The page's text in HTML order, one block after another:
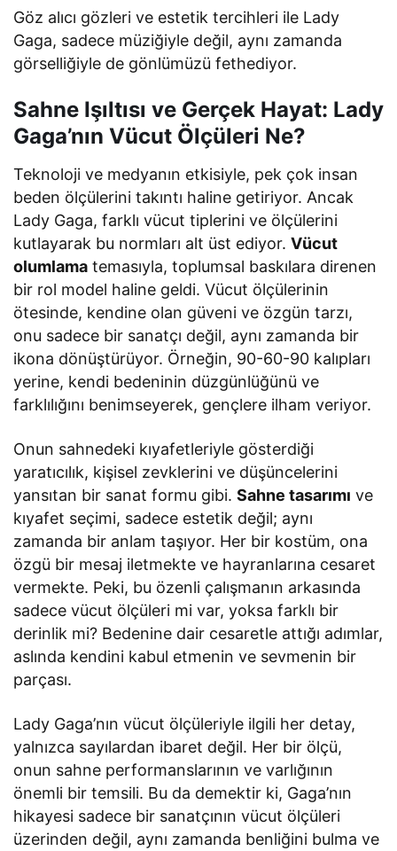
Göz alıcı gözleri ve estetik tercihleri ile Lady
Gaga, sadece müziğiyle değil, aynı zamanda
görselliğiyle de gönlümüzü fethediyor.
Sahne Işıltısı ve Gerçek Hayat: Lady
Gaga’nın Vücut Ölçüleri Ne?
Teknoloji ve medyanın etkisiyle, pek çok insan
beden ölçülerini takıntı haline getiriyor. Ancak
Lady Gaga, farklı vücut tiplerini ve ölçülerini
kutlayarak bu normları alt üst ediyor.Vücut
olumlama temasıyla, toplumsal baskılara direnen
bir rol model haline geldi. Vücut ölçülerinin
ötesinde, kendine olan güveni ve özgün tarzı,
onu sadece bir sanatçı değil, aynı zamanda bir
ikona dönüştürüyor. Örneğin, 90-60-90 kalıpları
yerine, kendi bedeninin düzgünlüğünü ve
farklılığını benimseyerek, gençlere ilham veriyor.
Onun sahnedeki kıyafetleriyle gösterdiği
yaratıcılık, kişisel zevklerini ve düşüncelerini
yansıtan bir sanat formu gibi.Sahne tasarımı ve
kıyafet seçimi, sadece estetik değil; aynı
zamanda bir anlam taşıyor. Her bir kostüm, ona
özgü bir mesaj iletmekte ve hayranlarına cesaret
vermekte. Peki, bu özenli çalışmanın arkasında
sadece vücut ölçüleri mi var, yoksa farklı bir
derinlik mi? Bedenine dair cesaretle attığı adımlar,
aslında kendini kabul etmenin ve sevmenin bir
parçası.
Lady Gaga’nın vücut ölçüleriyle ilgili her detay,
yalnızca sayılardan ibaret değil. Her bir ölçü,
onun sahne performanslarının ve varlığının
önemli bir temsili. Bu da demektir ki, Gaga’nın
hikayesi sadece bir sanatçının vücut ölçüleri
üzerinden değil, aynı zamanda benliğini bulma ve